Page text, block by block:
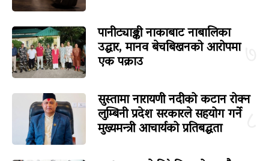
पानीट्याङ्की नाकाबाट नाबालिका
उद्धार, मानव बेचबिखनको आरोपमा
एक पक्राउ
सुस्तामा नारायणी नदीको कटान रोक्न
लुम्बिनी प्रदेश सरकारले सहयोग गर्ने
मुख्यमन्त्री आचार्यको प्रतिबद्धता